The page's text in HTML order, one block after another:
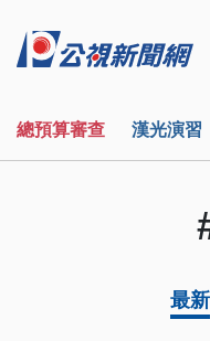
總預算審查 漢光演習
最新